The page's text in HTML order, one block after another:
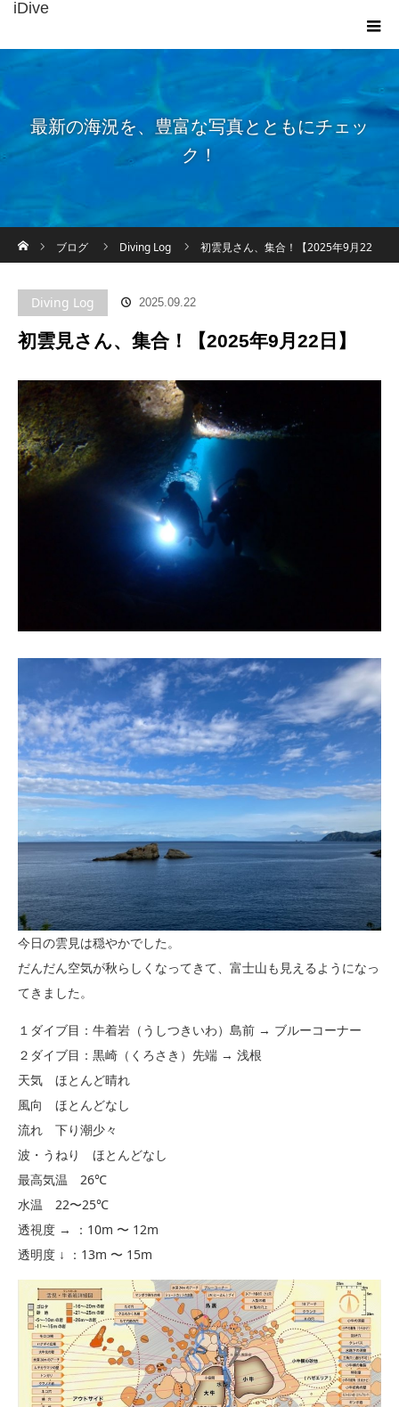
iDive
最新の海況を、豊富な写真とともにチェッ
ク！
ブログ
Diving Log 初雲見さん、集合！【2025年9月22
Diving Log 2025.09.22
初雲見さん、集合！【2025年9月22日】
今日の雲見は穏やかでした。
だんだん空気が秋らしくなってきて、富士山も見えるようになっ
てきました。
１ダイブ目：牛着岩（うしつきいわ）島前 → ブルーコーナー
２ダイブ目：黒崎（くろさき）先端 → 浅根
天気 ほとんど晴れ
風向 ほとんどなし
流れ 下り潮少々
波・うねり ほとんどなし
最高気温 26℃
水温 22〜25℃
透視度 → ：10m 〜 12m
透明度 ↓ ：13m 〜 15m